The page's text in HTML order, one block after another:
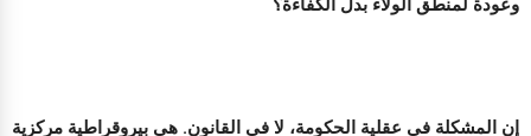
وعودة لمنطق الولاء بدل الكفاءة؟
إن المشكلة في عقلية الحكومة، لا في القانون. هي بيروقراطية مركزية